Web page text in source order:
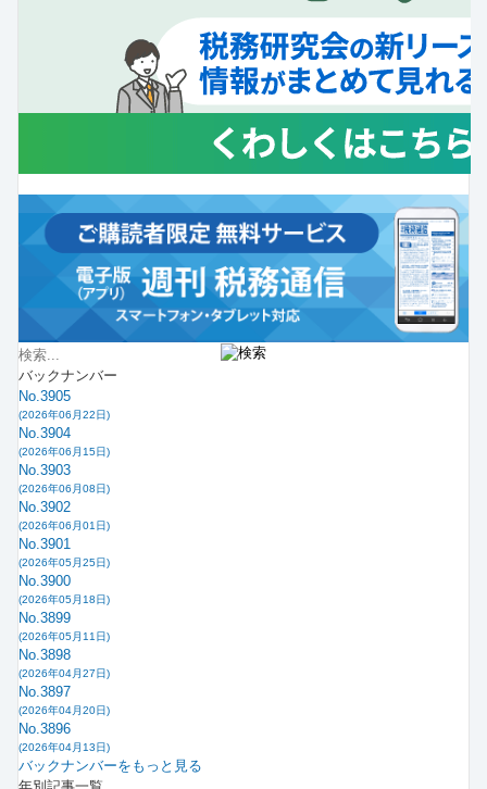
バックナンバー
No.3905
(2026年06月22日)
No.3904
(2026年06月15日)
No.3903
(2026年06月08日)
No.3902
(2026年06月01日)
No.3901
(2026年05月25日)
No.3900
(2026年05月18日)
No.3899
(2026年05月11日)
No.3898
(2026年04月27日)
No.3897
(2026年04月20日)
No.3896
(2026年04月13日)
バックナンバーをもっと見る